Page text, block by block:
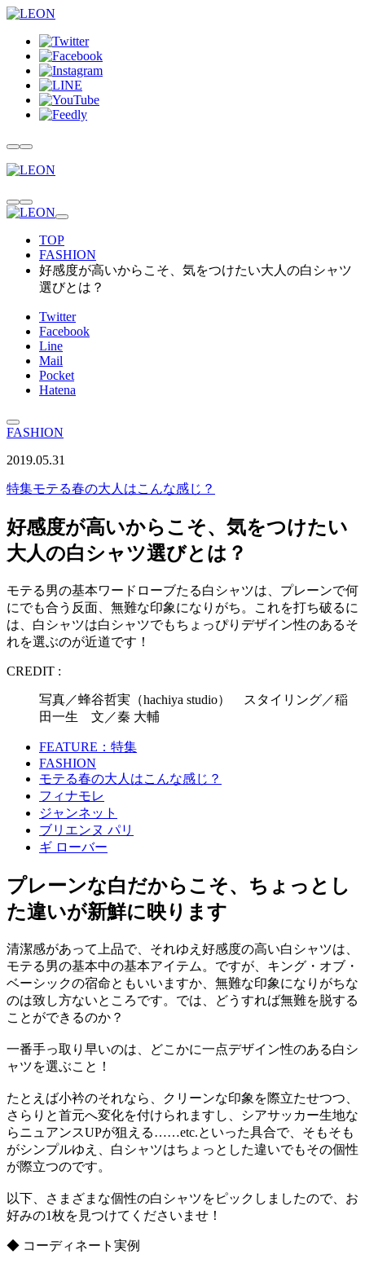
TOP
FASHION
好感度が高いからこそ、気をつけたい大人の白シャツ
選びとは？
Twitter
Facebook
Line
Mail
Pocket
Hatena
FASHION
2019.05.31
特集モテる春の大人はこんな感じ？
好感度が高いからこそ、気をつけたい
大人の白シャツ選びとは？
モテる男の基本ワードローブたる白シャツは、プレーンで何
にでも合う反面、無難な印象になりがち。これを打ち破るに
は、白シャツは白シャツでもちょっぴりデザイン性のあるそ
れを選ぶのが近道です！
CREDIT :
写真／蜂谷哲実（hachiya studio） スタイリング／稲
田一生 文／秦 大輔
FEATURE：特集
FASHION
モテる春の大人はこんな感じ？
フィナモレ
ジャンネット
ブリエンヌ パリ
ギ ローバー
プレーンな白だからこそ、ちょっとし
た違いが新鮮に映ります
清潔感があって上品で、それゆえ好感度の高い白シャツは、
モテる男の基本中の基本アイテム。ですが、キング・オブ・
ベーシックの宿命ともいいますか、無難な印象になりがちな
のは致し方ないところです。では、どうすれば無難を脱する
ことができるのか？
一番手っ取り早いのは、どこかに一点デザイン性のある白シ
ャツを選ぶこと！
たとえば小衿のそれなら、クリーンな印象を際立たせつつ、
さらりと首元へ変化を付けられますし、シアサッカー生地な
らニュアンスUPが狙える……etc.といった具合で、そもそも
がシンプルゆえ、白シャツはちょっとした違いでもその個性
が際立つのです。
以下、さまざまな個性の白シャツをピックしましたので、お
好みの1枚を見つけてくださいませ！
◆ コーディネート実例